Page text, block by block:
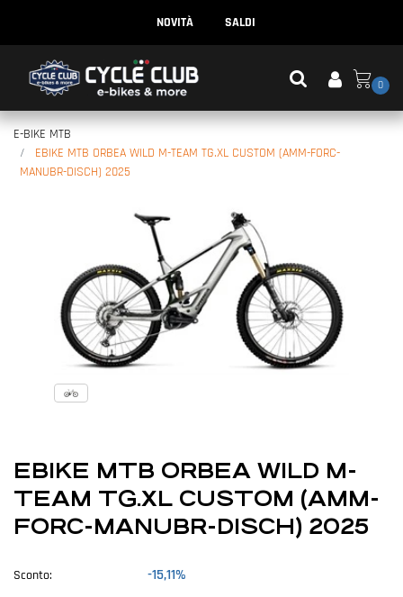
NOVITÀ SALDI
0
E-BIKE MTB
EBIKE MTB ORBEA WILD M-TEAM TG.XL CUSTOM (AMM-FORC-
MANUBR-DISCH) 2025
EBIKE MTB ORBEA WILD M-
TEAM TG.XL CUSTOM (AMM-
FORC-MANUBR-DISCH) 2025
Sconto: -15,11%